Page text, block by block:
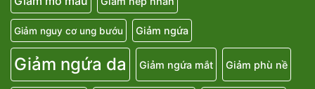
Giảm nguy cơ ung bướu Giảm ngứa
Giảm ngứa da Giảm ngứa mắt Giảm phù nề